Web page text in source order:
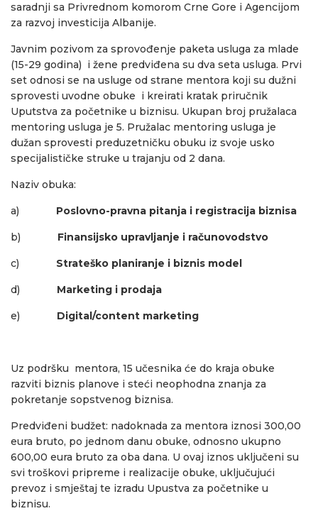
saradnji sa Privrednom komorom Crne Gore i Agencijom
za razvoj investicija Albanije.
Javnim pozivom za sprovođenje paketa usluga za mlade
(15-29 godina) i žene predviđena su dva seta usluga. Prvi
set odnosi se na usluge od strane mentora koji su dužni
sprovesti uvodne obuke i kreirati kratak priručnik
Uputstva za početnike u biznisu. Ukupan broj pružalaca
mentoring usluga je 5. Pružalac mentoring usluga je
dužan sprovesti preduzetničku obuku iz svoje usko
specijalističke struke u trajanju od 2 dana.
Naziv obuka:
a) Poslovno-pravna pitanja i registracija biznisa
b) Finansijsko upravljanje i računovodstvo
c) Strateško planiranje i biznis model
d) Marketing i prodaja
e) Digital/content marketing
Uz podršku mentora, 15 učesnika će do kraja obuke
razviti biznis planove i steći neophodna znanja za
pokretanje sopstvenog biznisa.
Predviđeni budžet: nadoknada za mentora iznosi 300,00
eura bruto, po jednom danu obuke, odnosno ukupno
600,00 eura bruto za oba dana. U ovaj iznos uključeni su
svi troškovi pripreme i realizacije obuke, uključujući
prevoz i smještaj te izradu Upustva za početnike u
biznisu.